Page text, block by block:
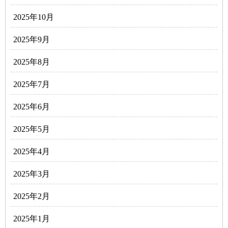
2025年10月
2025年9月
2025年8月
2025年7月
2025年6月
2025年5月
2025年4月
2025年3月
2025年2月
2025年1月